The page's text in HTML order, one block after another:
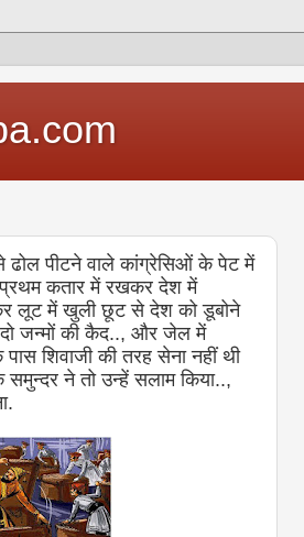
ढोल पीटने वाले कांग्रेसिओं के पेट में
कतार में रखकर देश में
लूट में खुली छूट से देश को डूबोने
जन्मों की कैद.., और जेल में
शिवाजी की तरह सेना नहीं थी
ने तो उन्हें सलाम किया..,